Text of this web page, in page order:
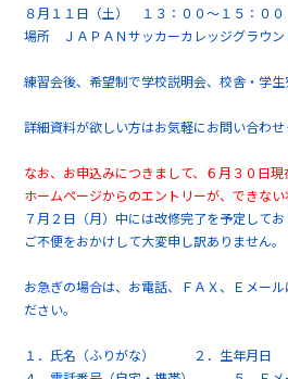
８月１１日（土） １３：００～１５：００
場所 ＪＡＰＡＮサッカーカレッジグラウン
練習会後、希望制で学校説明会、校舎・学生
詳細資料が欲しい方はお気軽にお問い合わせ
なお、お申込みにつきまして、６月３０日
ホームページからのエントリーが、できない
７月２日（月）中には改修完了を予定してお
ご不便をおかけして大変申し訳ありません。
お急ぎの場合は、お電話、ＦＡＸ、Ｅメー
ださい。
１．氏名（ふりがな） ２．生年月